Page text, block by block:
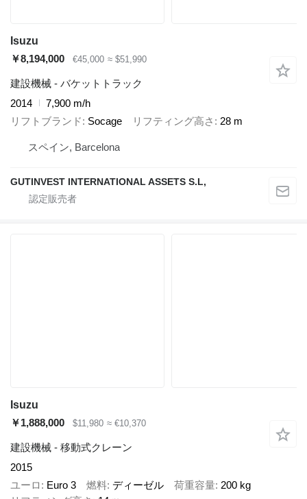
Isuzu
￥8,194,000
€45,000 ≈ $51,990
建設機械 - バケットトラック
2014
7,900 m/h
リフトブランド
Socage リフティング高さ 28 m
スペイン, Barcelona
GUTINVEST INTERNATIONAL ASSETS S.L,
Isuzu
￥1,888,000
$11,980 ≈ €10,370
建設機械 - 移動式クレーン
2015
ユーロ
Euro 3 燃料 ディーゼル 荷重容量 200 kg